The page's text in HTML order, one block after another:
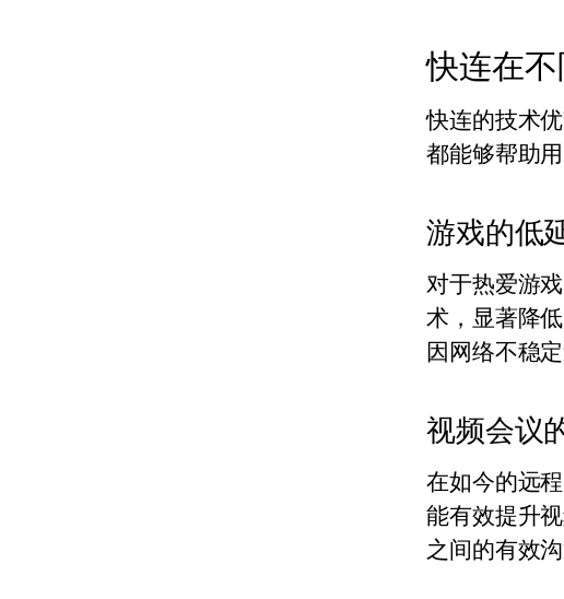
快连在
快连的技术
都能够帮助
游戏的低
对于热爱游
术，显著降
因网络不稳
视频会议
在如今的远
能有效提升
之间的有效